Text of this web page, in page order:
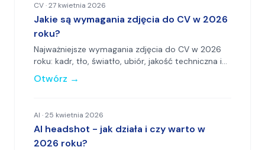
CV·27 kwietnia 2026
Jakie są wymagania zdjęcia do CV w 2026
roku?
Najważniejsze wymagania zdjęcia do CV w 2026
roku: kadr, tło, światło, ubiór, jakość techniczna i
praktyka rekrutacyjna.
Otwórz →
AI ·25 kwietnia 2026
AI headshot - jak działa i czy warto w
2026 roku?